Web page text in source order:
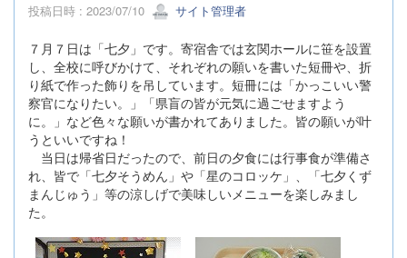
投稿日時 : 2023/07/10 サイト管理者
７月７日は「七夕」です。寄宿舎では玄関ホールに笹を設置
し、全校に呼びかけて、それぞれの願いを書いた短冊や、折
り紙で作った飾りを吊しています。短冊には「かっこいい警
察官になりたい。」「県盲の皆が元気に過ごせますよう
に。」など色々な願いが書かれてありました。皆の願いが叶
うといいですね！
当日は帰省日だったので、前日の夕食には行事食が準備さ
れ、皆で「七夕そうめん」や「星のコロッケ」、「七夕くず
まんじゅう」等の涼しげで美味しいメニューを楽しみまし
た。